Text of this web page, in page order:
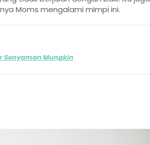
Moms mengalami mimpi ini.
Senyaman Mungkin